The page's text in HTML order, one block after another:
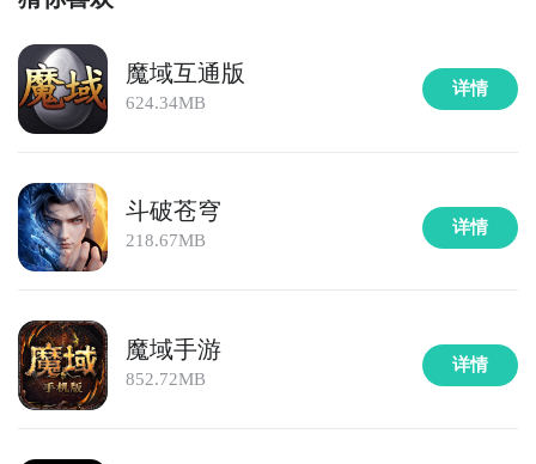
魔域互通版
624.34MB
详情
斗破苍穹
218.67MB
详情
魔域手游
852.72MB
详情